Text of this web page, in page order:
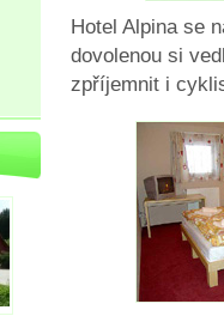
Hotel Alpina se
dovolenou si
zpříjemnit i